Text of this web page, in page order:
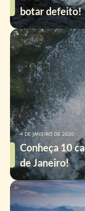
botar defeito!
Conheça 10
de Janeiro!
4 DE JANEIRO DE 2020